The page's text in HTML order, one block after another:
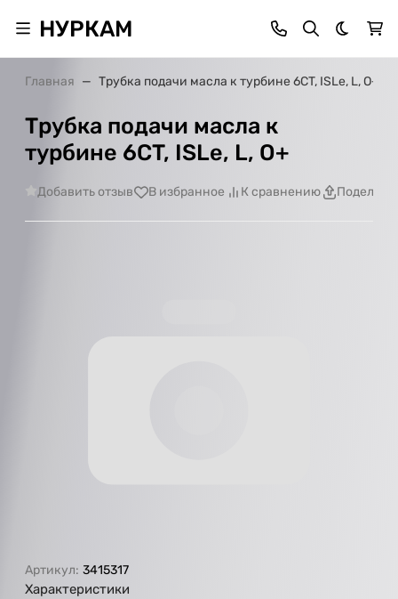
НУРКАМ Темная
Главная Трубка подачи масла к турбине 6CT, ISLe, L, О+
Трубка подачи масла к
турбине 6CT, ISLe, L, О+
Добавить отзыв В избранное К сравнению
Артикул: 3415317
Характеристики